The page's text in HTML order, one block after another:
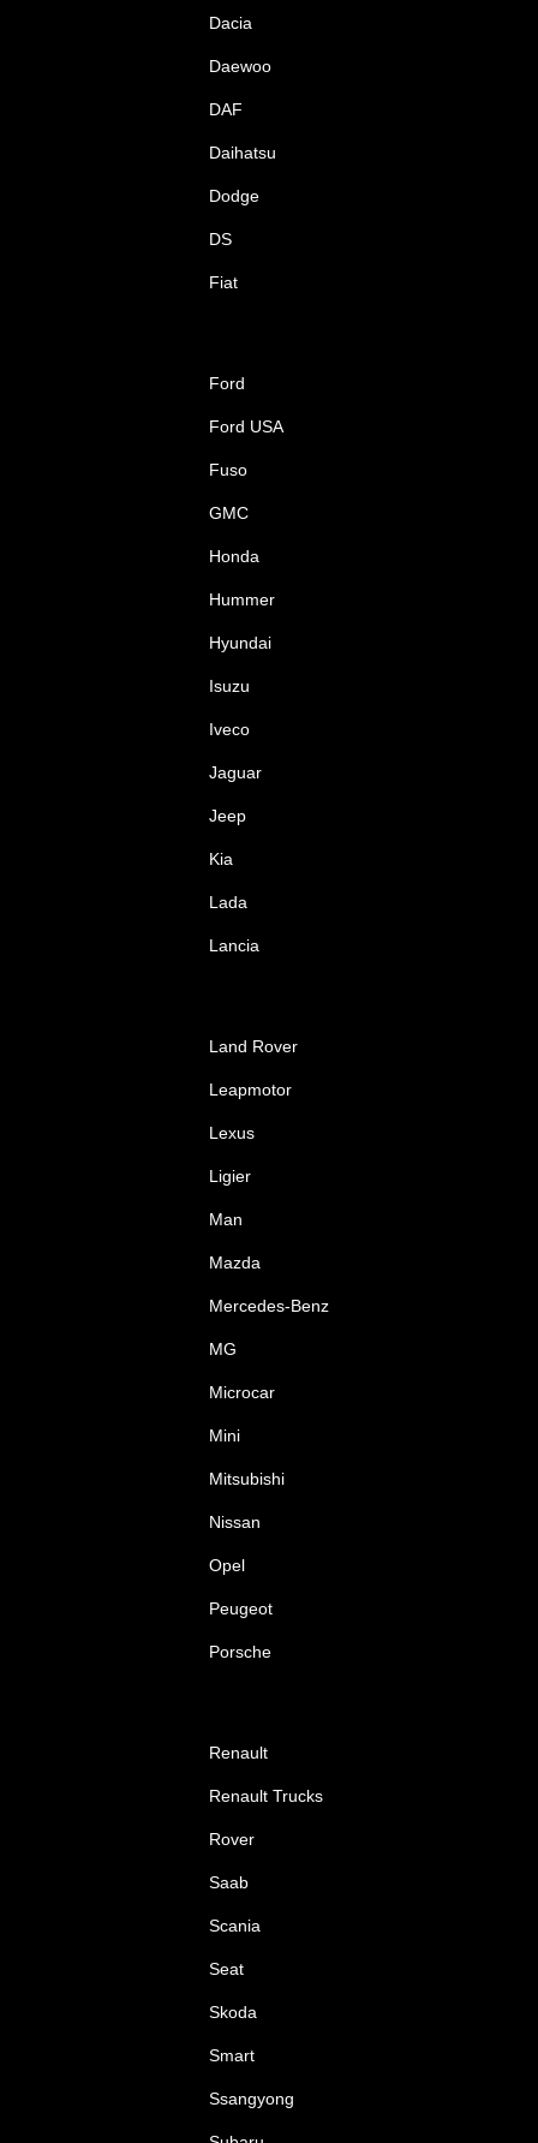
Dacia
Daewoo
DAF
Daihatsu
Dodge
DS
Fiat
Ford
Ford USA
Fuso
GMC
Honda
Hummer
Hyundai
Isuzu
Iveco
Jaguar
Jeep
Kia
Lada
Lancia
Land Rover
Leapmotor
Lexus
Ligier
Man
Mazda
Mercedes-Benz
MG
Microcar
Mini
Mitsubishi
Nissan
Opel
Peugeot
Porsche
Renault
Renault Trucks
Rover
Saab
Scania
Seat
Skoda
Smart
Ssangyong